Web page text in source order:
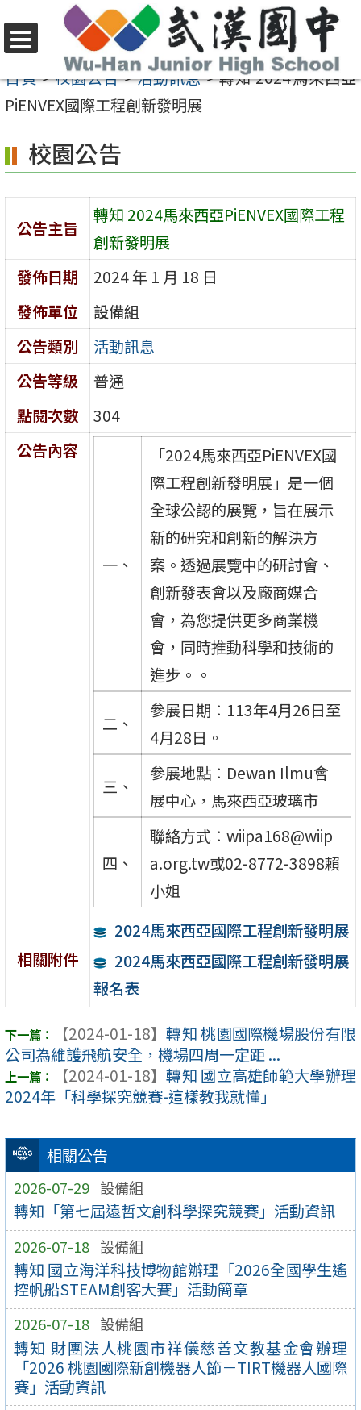
至
要
容
區
選
單
首頁>校園公告>活動訊息>轉知 2024馬來西亞
PiENVEX國際工程創新發明展
相關公告
2026-07-29 設備組
轉知「第七屆遠哲文創科學探究競賽」活動資訊
2026-07-18 設備組
轉知 國立海洋科技博物館辦理「2026全國學生遙
控帆船STEAM創客大賽」活動簡章
2026-07-18 設備組
轉知 財團法人桃園市祥儀慈善文教基金會辦理
「2026 桃園國際新創機器人節－TIRT機器人國際
賽」活動資訊
校園公告
公告主旨
轉知 2024馬來西亞PiENVEX國際工程
創新發明展
發佈日期
2024 年 1 月 18 日
發佈單位
設備組
公告類別
活動訊息
公告等級
普通
點閱次數
304
公告內容
一、
「2024馬來西亞PiENVEX國
際工程創新發明展」是一個
全球公認的展覽，旨在展示
新的研究和創新的解決方
案。透過展覽中的研討會、
創新發表會以及廠商媒合
會，為您提供更多商業機
會，同時推動科學和技術的
進步。。
二、
參展日期︰113年4月26日至
4月28日。
三、
參展地點︰Dewan Ilmu會
展中心，馬來西亞玻璃市
四、
聯絡方式︰wiipa168@wiip
a.org.tw或02-8772-3898賴
小姐
相關附件
2024馬來西亞國際工程創新發明展
2024馬來西亞國際工程創新發明展
報名表
【2024-01-18】 轉知 桃園國際機場股份有限
公司為維護飛航安全，機場四周一定距 ...
【2024-01-18】 轉知 國立高雄師範大學辦理
2024年「科學探究競賽-這樣教我就懂」